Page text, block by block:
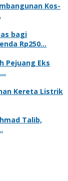
Kos-
bagi
Rp250…
Pejuang Eks
Kereta Listrik
Talib,